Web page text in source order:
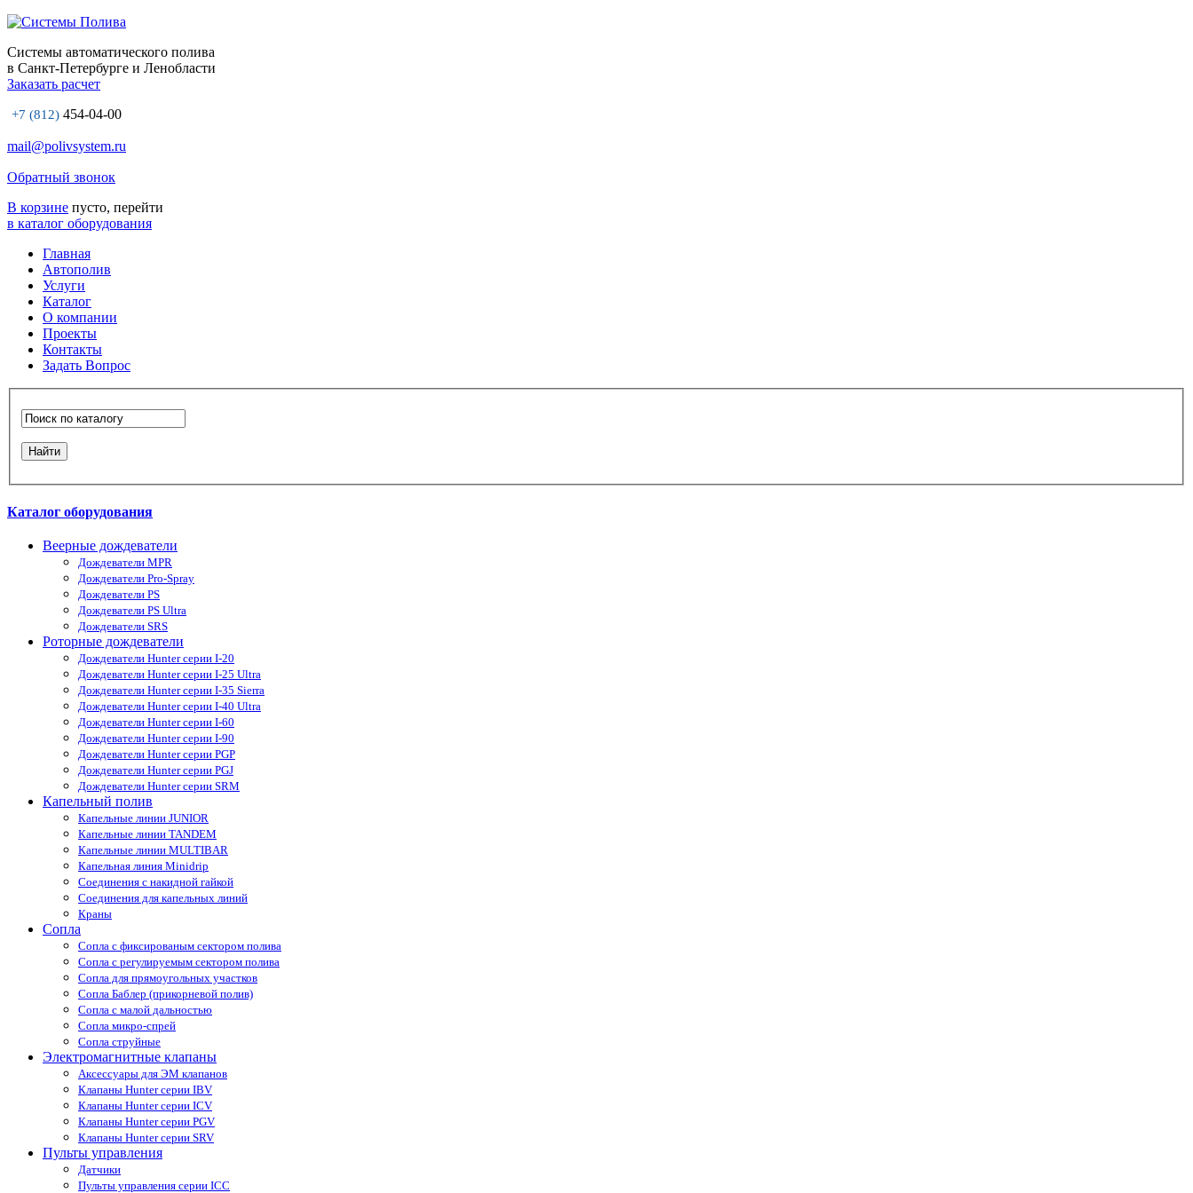
Системы автоматического полива
в Санкт-Петербурге и Ленобласти
Заказать расчет
+7 (812) 454-04-00
mail@polivsystem.ru
Обратный звонок
В корзине пусто, перейти
в каталог оборудования
Главная
Автополив
Услуги
Каталог
О компании
Проекты
Контакты
Задать Вопрос
Каталог оборудования
Веерные дождеватели
Дождеватели MPR
Дождеватели Pro-Spray
Дождеватели PS
Дождеватели PS Ultra
Дождеватели SRS
Роторные дождеватели
Дождеватели Hunter серии I-20
Дождеватели Hunter серии I-25 Ultra
Дождеватели Hunter серии I-35 Sierra
Дождеватели Hunter серии I-40 Ultra
Дождеватели Hunter серии I-60
Дождеватели Hunter серии I-90
Дождеватели Hunter серии PGP
Дождеватели Hunter серии PGJ
Дождеватели Hunter серии SRM
Капельный полив
Капельные линии JUNIOR
Капельные линии TANDEM
Капельные линии MULTIBAR
Капельная линия Minidrip
Соединения с накидной гайкой
Соединения для капельных линий
Краны
Сопла
Cопла с фиксированым сектором полива
Сопла с регулируемым сектором полива
Сопла для прямоугольных участков
Сопла Баблер (прикорневой полив)
Сопла с малой дальностью
Сопла микро-спрей
Сопла струйные
Электромагнитные клапаны
Аксессуары для ЭМ клапанов
Клапаны Hunter серии IBV
Клапаны Hunter серии ICV
Клапаны Hunter серии PGV
Клапаны Hunter серии SRV
Пульты управления
Датчики
Пульты управления серии ICС